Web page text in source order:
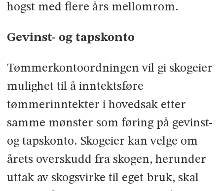
hogst med flere års mellomrom.
Gevinst- og tapskonto
Tømmerkontoordningen vil gi skogeier
mulighet til å inntektsføre
tømmerinntekter i hovedsak etter
samme mønster som føring på gevinst-
og tapskonto. Skogeier kan velge om
årets overskudd fra skogen, herunder
uttak av skogsvirke til eget bruk, skal